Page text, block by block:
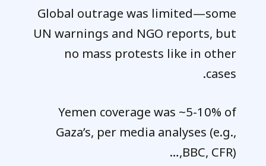
Global outrage was limited—some
UN warnings and NGO reports, but
no mass protests like in other
cases.
Yemen coverage was ~5-10% of
Gaza’s, per media analyses (e.g.,
BBC, CFR),…